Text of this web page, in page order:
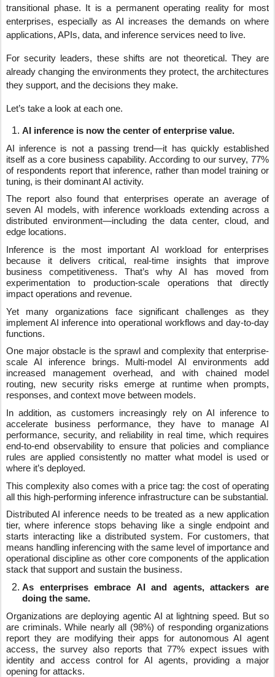
transitional phase. It is a permanent operating reality for most
enterprises, especially as AI increases the demands on where
applications, APIs, data, and inference services need to live.
For security leaders, these shifts are not theoretical. They are
already changing the environments they protect, the architectures
they support, and the decisions they make.
Let’s take a look at each one.
AI inference is now the center of enterprise value.
AI inference is not a passing trend—it has quickly established
itself as a core business capability. According to our survey, 77%
of respondents report that inference, rather than model training or
tuning, is their dominant AI activity.
The report also found that enterprises operate an average of
seven AI models, with inference workloads extending across a
distributed environment—including the data center, cloud, and
edge locations.
Inference is the most important AI workload for enterprises
because it delivers critical, real-time insights that improve
business competitiveness. That’s why AI has moved from
experimentation to production-scale operations that directly
impact operations and revenue.
Yet many organizations face significant challenges as they
implement AI inference into operational workflows and day-to-day
functions.
One major obstacle is the sprawl and complexity that enterprise-
scale AI inference brings. Multi-model AI environments add
increased management overhead, and with chained model
routing, new security risks emerge at runtime when prompts,
responses, and context move between models.
In addition, as customers increasingly rely on AI inference to
accelerate business performance, they have to manage AI
performance, security, and reliability in real time, which requires
end-to-end observability to ensure that policies and compliance
rules are applied consistently no matter what model is used or
where it’s deployed.
This complexity also comes with a price tag: the cost of operating
all this high-performing inference infrastructure can be substantial.
Distributed AI inference needs to be treated as a new application
tier, where inference stops behaving like a single endpoint and
starts interacting like a distributed system. For customers, that
means handling inferencing with the same level of importance and
operational discipline as other core components of the application
stack that support and sustain the business.
As enterprises embrace AI and agents, attackers are
doing the same.
Organizations are deploying agentic AI at lightning speed. But so
are criminals. While nearly all (98%) of responding organizations
report they are modifying their apps for autonomous AI agent
access, the survey also reports that 77% expect issues with
identity and access control for AI agents, providing a major
opening for attacks.